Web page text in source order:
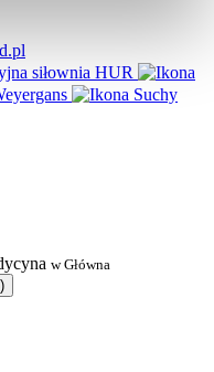
siłownia HUR
Suchy
w Główna